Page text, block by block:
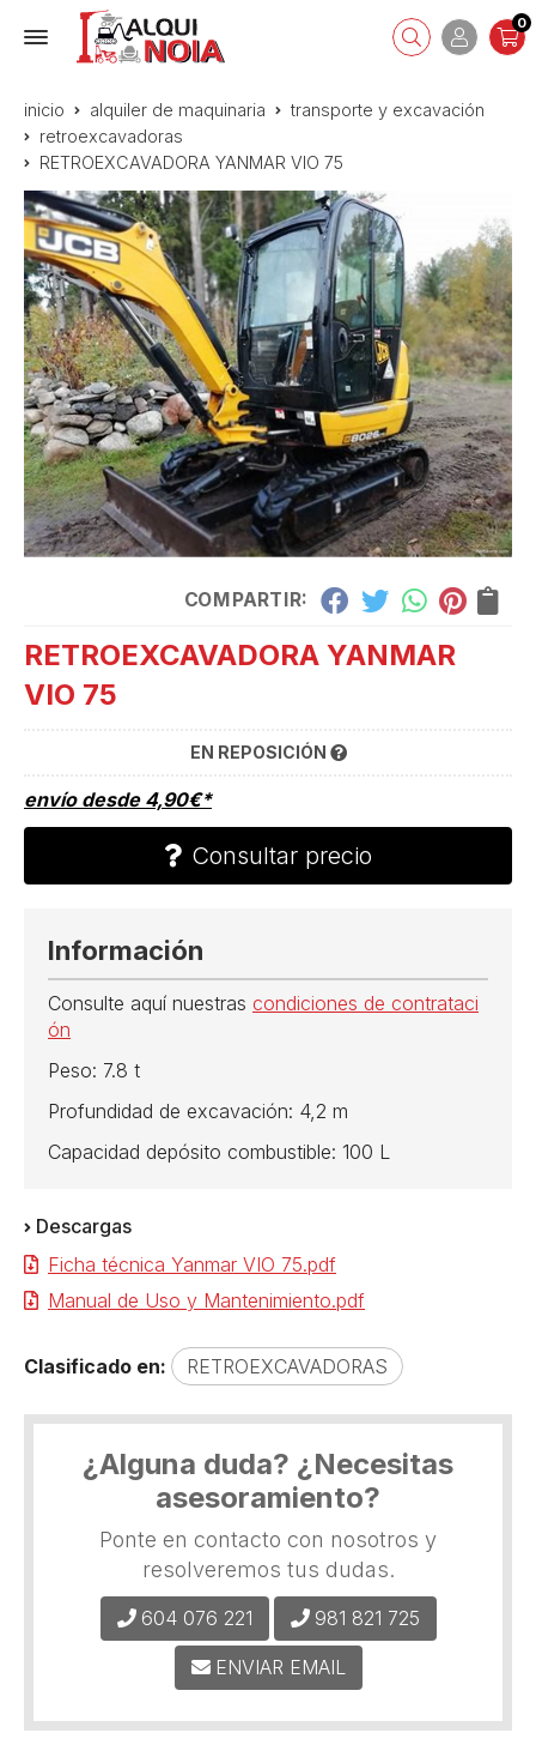
0
inicio alquiler de maquinaria
transporte y excavación
retroexcavadoras
RETROEXCAVADORA YANMAR VIO 75
COMPARTIR:
RETROEXCAVADORA YANMAR
VIO 75
EN REPOSICIÓN
envío desde 4,90€*
Consultar precio
Información
Consulte aquí nuestras condiciones de contrataci
ón
Peso: 7.8 t
Profundidad de excavación: 4,2 m
Capacidad depósito combustible: 100 L
Descargas
Ficha técnica Yanmar VIO 75.pdf
Manual de Uso y Mantenimiento.pdf
Clasificado en: RETROEXCAVADORAS
¿Alguna duda? ¿Necesitas
asesoramiento?
Ponte en contacto con nosotros y
resolveremos tus dudas.
604 076 221 981 821 725
ENVIAR EMAIL